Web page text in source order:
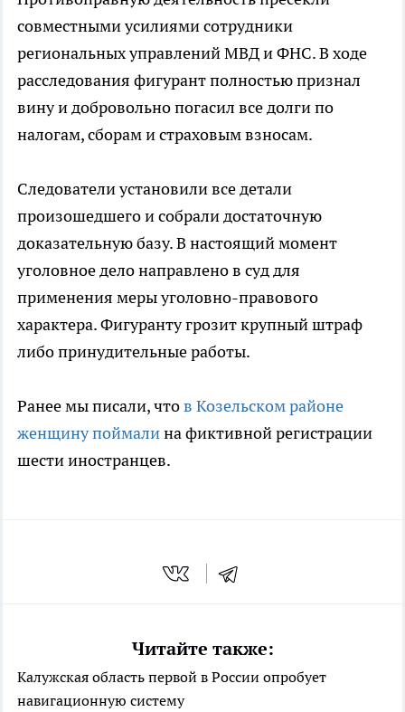
совместными усилиями сотрудники
региональных управлений МВД и ФНС. В ходе
расследования фигурант полностью признал
вину и добровольно погасил все долги по
налогам, сборам и страховым взносам.
Следователи установили все детали
произошедшего и собрали достаточную
доказательную базу. В настоящий момент
уголовное дело направлено в суд для
применения меры уголовно-правового
характера. Фигуранту грозит крупный штраф
либо принудительные работы.
Ранее мы писали, чтов Козельском районе
женщину поймалина фиктивной регистрации
шести иностранцев.
Читайте также:
Калужская область первой в России опробует
навигационную систему